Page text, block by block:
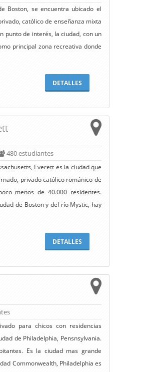
Boston, se encuentra ubicado el
católico de enseñanza mixta
punto de interés, la ciudad, con un
principal zona recreativa donde
DETALLES
480 estudiantes
Everett es la ciudad que
privado católico románico de
menos de 40.000 residentes.
de Boston y del río Mystic, hay
DETALLES
para chicos con residencias
de Philadelphia, Pensnsylvania.
Es la ciudad mas grande
Commonwealth, Philadelphia es